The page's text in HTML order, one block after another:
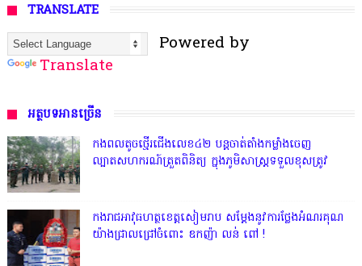
TRANSLATE
Powered by
Translate
អត្ថបទអានច្រើន
កងពលតូចថ្មើរជើងលេខ៤២ បន្តចាត់តាំងកម្លាំងចេញ
ល្បាតសហករណ៍ត្រួតពិនិត្យ ក្នុងភូមិសាស្រ្តទទួលខុសត្រូវ
កងរាជអាវុធហត្ថខេត្តសៀមរាប សម្តែងនូវការថ្លែងអំណរគុណ
យ៉ាងជ្រាលជ្រៅចំពោះ ឧកញ៉ា លន់ ពៅ !